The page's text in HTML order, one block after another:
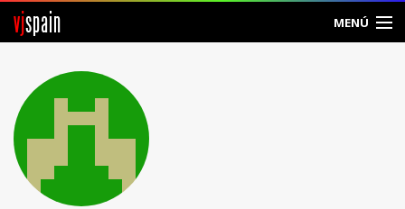
vjspain MENÚ
Foros
Noticias
Vjspain